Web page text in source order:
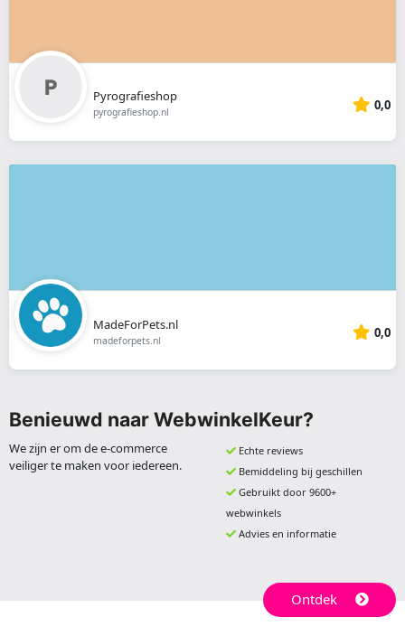
Pyrografieshop
pyrografieshop.nl 0,0
MadeForPets.nl
madeforpets.nl 0,0
Benieuwd naar WebwinkelKeur?
We zijn er om de e-commerce
veiliger te maken voor iedereen.
Echte reviews
Bemiddeling bij geschillen
Gebruikt door 9600+
webwinkels
Advies en informatie
Ontdek